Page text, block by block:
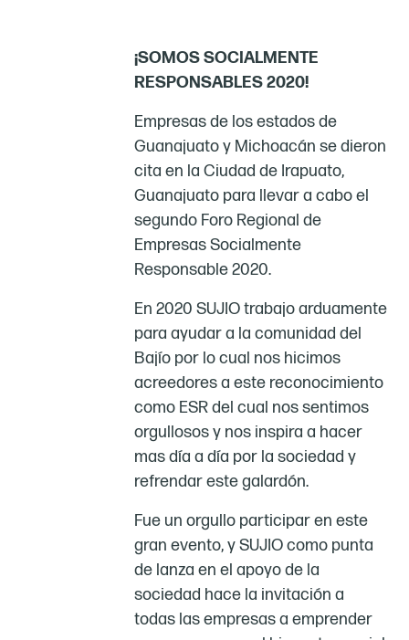
¡SOMOS SOCIALMENTE
RESPONSABLES 2020!
Empresas de los estados de
Guanajuato y Michoacán se dieron
cita en la Ciudad de Irapuato,
Guanajuato para llevar a cabo el
segundo Foro Regional de
Empresas Socialmente
Responsable 2020.
En 2020 SUJIO trabajo arduamente
para ayudar a la comunidad del
Bajío por lo cual nos hicimos
acreedores a este reconocimiento
como ESR del cual nos sentimos
orgullosos y nos inspira a hacer
mas día a día por la sociedad y
refrendar este galardón.
Fue un orgullo participar en este
gran evento, y SUJIO como punta
de lanza en el apoyo de la
sociedad hace la invitación a
todas las empresas a emprender